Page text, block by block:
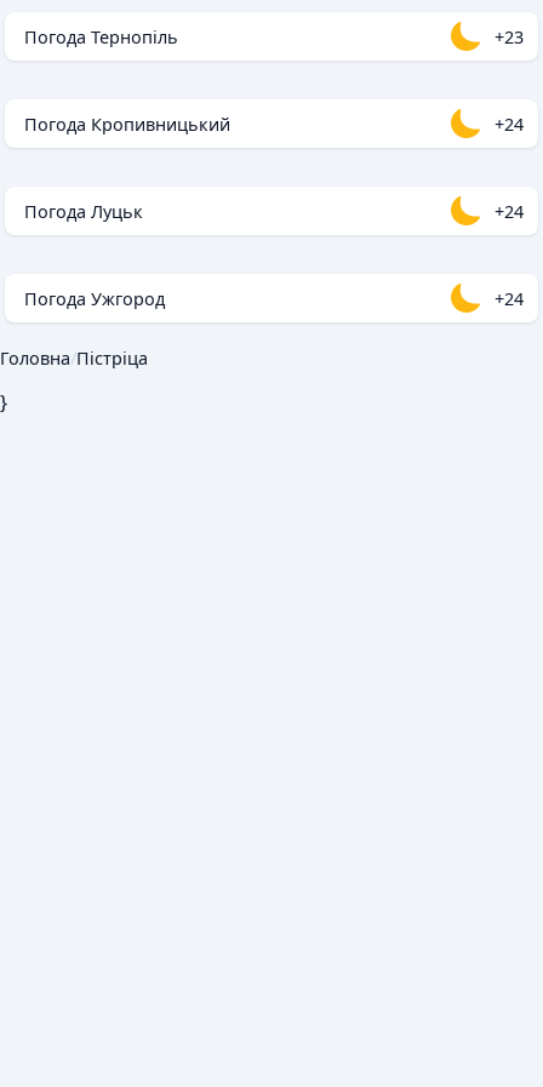
Погода Тернопіль +23
Погода Кропивницький +24
Погода Луцьк +24
Погода Ужгород +24
Головна/Пістріца
}